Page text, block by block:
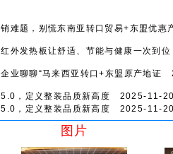
难题，别慌东南亚转口贸易+东盟优惠
外发热板让舒适、节能与健康一次到位
业聊聊“马来西亚转口+东盟原产地证
，定义整装品质新高度 2025-11-
，定义整装品质新高度 2025-11-
图片